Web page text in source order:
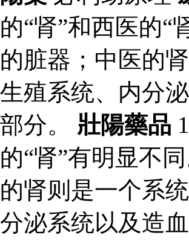
的“肾”和西医的“
的脏器；中医的
生殖系统、内分
部分。 壯陽藥品
的“肾”有明显不
的肾则是一个系
分泌系统以及造